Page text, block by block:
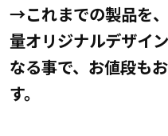
→これまでの製品を
量オリジナルデザイ
なる事で、お値段も
す。